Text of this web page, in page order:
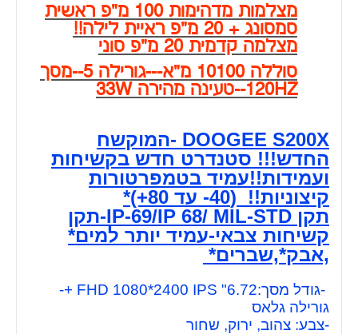
מצלמות מדהימות 100 מ"פ ראשית
סמסונג + 20 מ"פ ראיית לילה!!
מצלמה קדמית 20 מ"פ סוני
סוללה 10100 מ"א---גורילה 5--מסך
120HZ--טעינה מהירה 33W
DOOGEE S200X -המוקשח
החדש!!! סטנדרט חדש בקשיחות
ועמידות!!עמיד בטמפרטורות
קיצוניות!! (40- עד 80+)*
תקן IP-69/IP 68/ MIL-STD-תקן
קשיחות צבאי-עמיד יותר למים*
,אבק*,שברים*
-גודל מסך:6.72" FHD 1080*2400 IPS +-
גורילה גלאס
-צבע: צהוב, ירוק, שחור